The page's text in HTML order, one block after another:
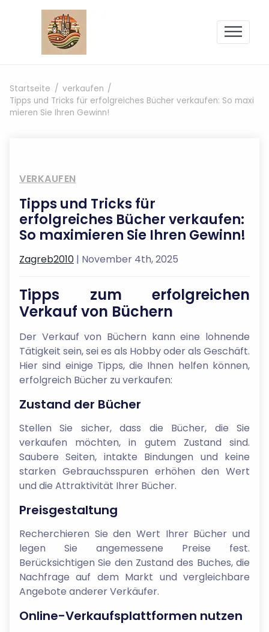
Zum Inhalt springen
Startseite
verkaufen
Tipps und Tricks für erfolgreiches Bücher verkaufen: So maxi
mieren Sie Ihren Gewinn!
VERKAUFEN
Tipps und Tricks für
erfolgreiches Bücher verkaufen:
So maximieren Sie Ihren Gewinn!
Zagreb2010 | November 4th, 2025
Tipps zum erfolgreichen
Verkauf von Büchern
Der Verkauf von Büchern kann eine lohnende
Tätigkeit sein, sei es als Hobby oder als Geschäft.
Hier sind einige Tipps, die Ihnen helfen können,
erfolgreich Bücher zu verkaufen:
Zustand der Bücher
Stellen Sie sicher, dass die Bücher, die Sie
verkaufen möchten, in gutem Zustand sind.
Saubere Seiten, intakte Bindungen und keine
starken Gebrauchsspuren erhöhen den Wert
und die Attraktivität Ihrer Bücher.
Preisgestaltung
Recherchieren Sie den Wert Ihrer Bücher und
legen Sie angemessene Preise fest.
Berücksichtigen Sie den Zustand des Buches, die
Nachfrage auf dem Markt und vergleichbare
Angebote anderer Verkäufer.
Online-Verkaufsplattformen nutzen